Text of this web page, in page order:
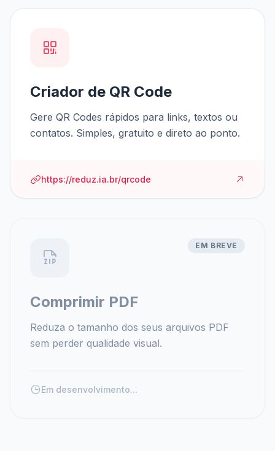
Criador de QR Code
Gere QR Codes rápidos para links, textos ou
contatos. Simples, gratuito e direto ao ponto.
https://reduz.ia.br/qrcode
EM BREVE
Comprimir PDF
Reduza o tamanho dos seus arquivos PDF
sem perder qualidade visual.
Em desenvolvimento...